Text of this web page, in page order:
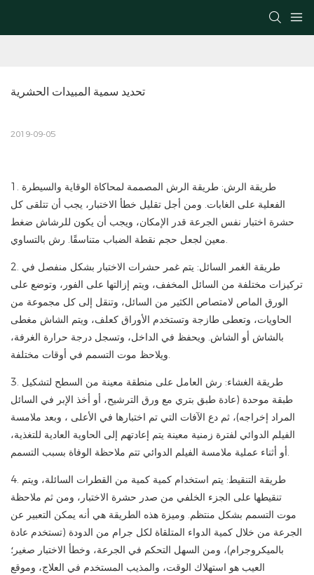
تحديد سمية المبيدات الحشرية
2019-09-05
1. طريقة الرش: طريقة الرش المصممة لمحاكاة الوقاية والسيطرة
الفعلية على الغابات. ومن أجل تقليل خطأ الاختبار، يجب أن تتلقى كل
حشرة اختبار نفس الجرعة قدر الإمكان، ويجب أن يكون للرشاش ضغط
معين لجعل حجم نقطة الضباب متناسقًا. رش بالتساوي.
2. طريقة الغمر السائل: يتم غمر حشرات الاختبار بشكل منفصل في
تركيزات مختلفة من السائل المخفف، ويتم إزالتها على الفور، وتوضع على
الورق الماص لامتصاص الكثير من السائل، وتنقل إلى كل مجموعة من
الحاويات، وتعطى طازجة وتستخدم الأوراق كعلف، ويتم الشاش مغطى
بالشاش أو الشاش. ويحفظ في الداخل، وتسجل درجة حرارة الغرفة،
ويلاحظ موت التسمم في أوقات مختلفة.
3. طريقة الغشاء: رش العامل على منطقة معينة من السطح لتشكيل
طبقة موحدة (عادة طبق بتري مع ورق الترشيح، أو أخذ الإبر في السائل
المراد إخراجه)، ثم دع الآفات التي تم اختبارها في الأعلى ، وبعد ملامسة
الفيلم الدوائي لفترة زمنية معينة يتم إعادتهم إلى الحاوية العادية للتغذية،
أو أثناء عملية ملامسة الفيلم الدوائي تتم ملاحظة الوفاة بسبب التسمم.
4. طريقة التنقيط: يتم استخدام كمية كمية من القطرات السائلة، ويتم
تنقيطها على الجزء الخلفي من صدر حشرة الاختبار، ومن ثم ملاحظة
موت التسمم بشكل منتظم. وميزة هذه الطريقة هي أنه يمكن التعبير عن
الجرعة من خلال كمية الدواء المتلقاة لكل جرام من الدودة (تستخدم عادة
بالميكروجرام)، ومن السهل التحكم في الجرعة، وخطأ الاختبار صغير؛
العيب هو استهلاك الوقت، والمذيب المستخدم في العلاج، وموقع